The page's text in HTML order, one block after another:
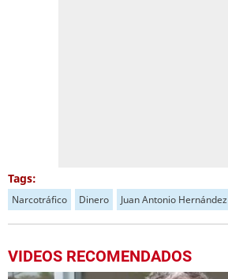
Tags:
Narcotráfico Dinero Juan Antonio Hernández
VIDEOS RECOMENDADOS